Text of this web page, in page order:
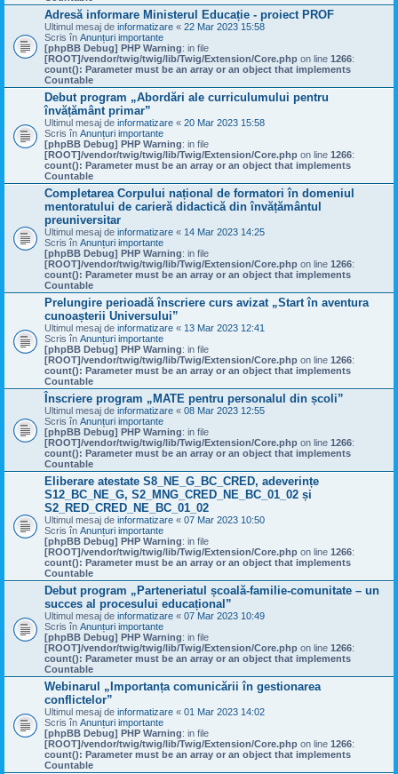
Adresă informare Ministerul Educație - proiect PROF
Ultimul mesaj de informatizare « 22 Mar 2023 15:58
Scris în Anunțuri importante
[phpBB Debug] PHP Warning: in file
[ROOT]/vendor/twig/twig/lib/Twig/Extension/Core.php on line 1266:
count(): Parameter must be an array or an object that implements
Countable
Debut program „Abordări ale curriculumului pentru
învățământ primar”
Ultimul mesaj de informatizare « 20 Mar 2023 15:58
Scris în Anunțuri importante
[phpBB Debug] PHP Warning: in file
[ROOT]/vendor/twig/twig/lib/Twig/Extension/Core.php on line 1266:
count(): Parameter must be an array or an object that implements
Countable
Completarea Corpului național de formatori în domeniul
mentoratului de carieră didactică din învățământul
preuniversitar
Ultimul mesaj de informatizare « 14 Mar 2023 14:25
Scris în Anunțuri importante
[phpBB Debug] PHP Warning: in file
[ROOT]/vendor/twig/twig/lib/Twig/Extension/Core.php on line 1266:
count(): Parameter must be an array or an object that implements
Countable
Prelungire perioadă înscriere curs avizat „Start în aventura
cunoașterii Universului”
Ultimul mesaj de informatizare « 13 Mar 2023 12:41
Scris în Anunțuri importante
[phpBB Debug] PHP Warning: in file
[ROOT]/vendor/twig/twig/lib/Twig/Extension/Core.php on line 1266:
count(): Parameter must be an array or an object that implements
Countable
Înscriere program „MATE pentru personalul din școli”
Ultimul mesaj de informatizare « 08 Mar 2023 12:55
Scris în Anunțuri importante
[phpBB Debug] PHP Warning: in file
[ROOT]/vendor/twig/twig/lib/Twig/Extension/Core.php on line 1266:
count(): Parameter must be an array or an object that implements
Countable
Eliberare atestate S8_NE_G_BC_CRED, adeverințe
S12_BC_NE_G, S2_MNG_CRED_NE_BC_01_02 și
S2_RED_CRED_NE_BC_01_02
Ultimul mesaj de informatizare « 07 Mar 2023 10:50
Scris în Anunțuri importante
[phpBB Debug] PHP Warning: in file
[ROOT]/vendor/twig/twig/lib/Twig/Extension/Core.php on line 1266:
count(): Parameter must be an array or an object that implements
Countable
Debut program „Parteneriatul școală-familie-comunitate – un
succes al procesului educațional”
Ultimul mesaj de informatizare « 07 Mar 2023 10:49
Scris în Anunțuri importante
[phpBB Debug] PHP Warning: in file
[ROOT]/vendor/twig/twig/lib/Twig/Extension/Core.php on line 1266:
count(): Parameter must be an array or an object that implements
Countable
Webinarul „Importanța comunicării în gestionarea
conflictelor”
Ultimul mesaj de informatizare « 01 Mar 2023 14:02
Scris în Anunțuri importante
[phpBB Debug] PHP Warning: in file
[ROOT]/vendor/twig/twig/lib/Twig/Extension/Core.php on line 1266:
count(): Parameter must be an array or an object that implements
Countable